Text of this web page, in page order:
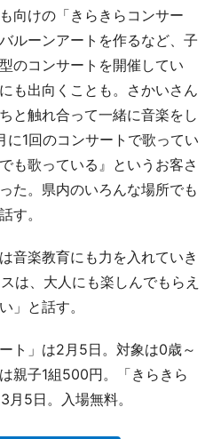
向けの「きらきらコンサー
ルーンアートを作るなど、子
のコンサートを開催してい
も出向くことも。さかいさん
と触れ合って一緒に音楽をし
1回のコンサートで歌ってい
も歌っている』というお客さ
た。県内のいろんな場所でも
す。
音楽教育にも力を入れていき
は、大人にも楽しんでもらえ
」と話す。
ト」は2月5日。対象は0歳～
親子1組500円。「きらきら
5日。入場無料。